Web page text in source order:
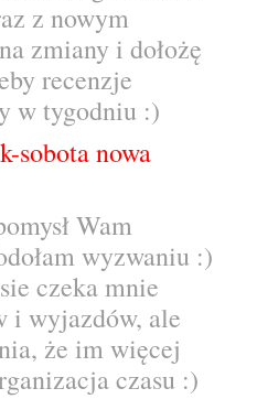
z nowym
zmiany i dołożę
recenzje
w tygodniu :)
sobota nowa
Wam
wyzwaniu :)
czeka mnie
i wyjazdów, ale
że im więcej
czasu :)